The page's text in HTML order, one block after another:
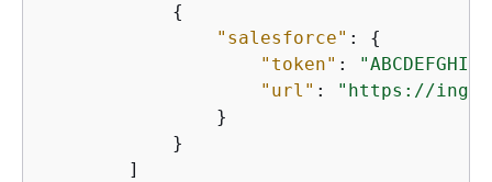
{
"salesforce" : {
"token" :
"url" :
"https://
                }
            }
        ]